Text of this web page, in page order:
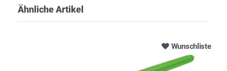
Ähnliche Artikel
Wunschliste